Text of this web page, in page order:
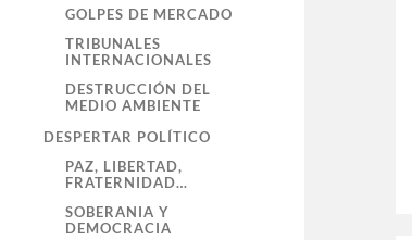
GOLPES DE MERCADO
TRIBUNALES
INTERNACIONALES
DESTRUCCIÓN DEL
MEDIO AMBIENTE
DESPERTAR POLÍTICO
PAZ, LIBERTAD,
FRATERNIDAD…
SOBERANIA Y
DEMOCRACIA